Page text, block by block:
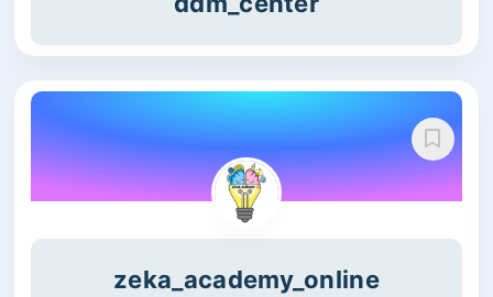
zeka_academy_online